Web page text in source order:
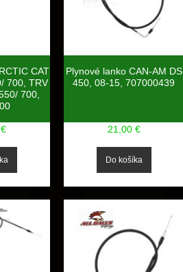
CAT
700, TRV
700,
Plynové lanko CAN-AM DS
450, 08-15, 707000439
21,00 €